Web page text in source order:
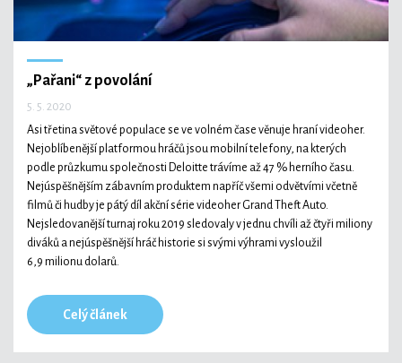
„Pařani“ z povolání
5. 5. 2020
Asi třetina světové populace se ve volném čase věnuje hraní videoher.
Nejoblíbenější platformou hráčů jsou mobilní telefony, na kterých
podle průzkumu společnosti Deloitte trávíme až 47 % herního času.
Nejúspěšnějším zábavním produktem napříč všemi odvětvími včetně
filmů či hudby je pátý díl akční série videoher Grand Theft Auto.
Nejsledovanější turnaj roku 2019 sledovaly v jednu chvíli až čtyři miliony
diváků a nejúspěšnější hráč historie si svými výhrami vysloužil
6,9 milionu dolarů.
Celý článek